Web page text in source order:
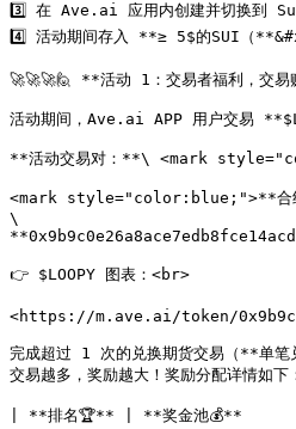
3️⃣ 在 Ave.ai 应用内创建并切换到
4️⃣ 活动期间存入 **≥ 5$的SUI（
🚀🚀🚀🙋 **活动 1：交易者福利，交
活动期间，Ave.ai APP 用户交易
**活动交易对：**\ <mark
<mark style="color:blue;">**合
\
👉 $LOOPY 图表：<br>
<https://m.ave.ai/token/
完成超过 1 次的兑换期货交易（**单
交易越多，奖励越大！奖励分配详情如下
| **排名🏆** | **奖金池💰**